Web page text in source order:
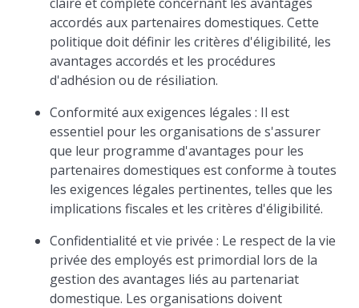
accordés aux partenaires domestiques. Cette
politique doit définir les critères d'éligibilité, les
avantages accordés et les procédures
d'adhésion ou de résiliation.
Conformité aux exigences légales : Il est
essentiel pour les organisations de s'assurer
que leur programme d'avantages pour les
partenaires domestiques est conforme à toutes
les exigences légales pertinentes, telles que les
implications fiscales et les critères d'éligibilité.
Confidentialité et vie privée : Le respect de la vie
privée des employés est primordial lors de la
gestion des avantages liés au partenariat
domestique. Les organisations doivent